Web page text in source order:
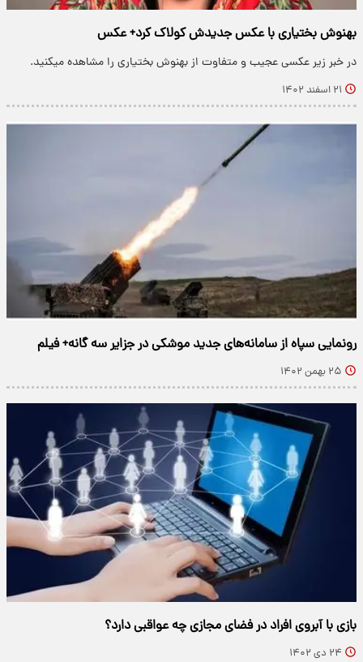
بهنوش بختیاری با عکس جدیدش کولاک کرد+ عکس
در خبر زیر عکسی عجیب و متفاوت از بهنوش بختیاری را مشاهده میکنید.
۲۱ اسفند ۱۴۰۲
رونمایی سپاه از سامانه‌های جدید موشکی در جزایر سه گانه+ فیلم
۲۵ بهمن ۱۴۰۲
بازی با آبروی افراد در فضای مجازی چه عواقبی دارد؟
۲۴ دی ۱۴۰۲